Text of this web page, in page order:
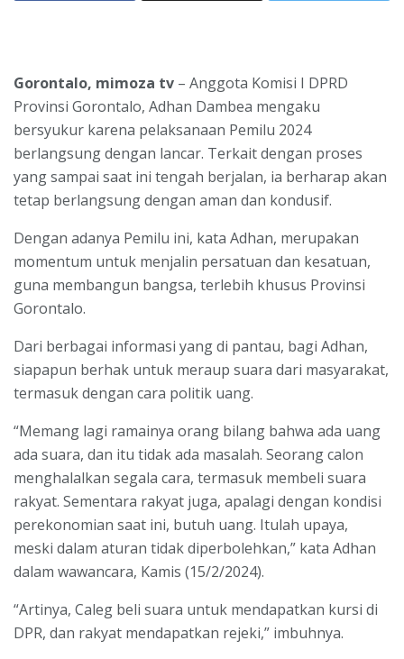
Gorontalo, mimoza tv – Anggota Komisi I DPRD
Provinsi Gorontalo, Adhan Dambea mengaku
bersyukur karena pelaksanaan Pemilu 2024
berlangsung dengan lancar. Terkait dengan proses
yang sampai saat ini tengah berjalan, ia berharap akan
tetap berlangsung dengan aman dan kondusif.
Dengan adanya Pemilu ini, kata Adhan, merupakan
momentum untuk menjalin persatuan dan kesatuan,
guna membangun bangsa, terlebih khusus Provinsi
Gorontalo.
Dari berbagai informasi yang di pantau, bagi Adhan,
siapapun berhak untuk meraup suara dari masyarakat,
termasuk dengan cara politik uang.
“Memang lagi ramainya orang bilang bahwa ada uang
ada suara, dan itu tidak ada masalah. Seorang calon
menghalalkan segala cara, termasuk membeli suara
rakyat. Sementara rakyat juga, apalagi dengan kondisi
perekonomian saat ini, butuh uang. Itulah upaya,
meski dalam aturan tidak diperbolehkan,” kata Adhan
dalam wawancara, Kamis (15/2/2024).
“Artinya, Caleg beli suara untuk mendapatkan kursi di
DPR, dan rakyat mendapatkan rejeki,” imbuhnya.